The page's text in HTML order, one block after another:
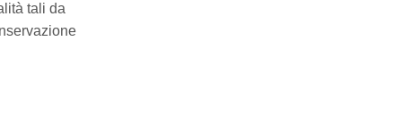
tali da